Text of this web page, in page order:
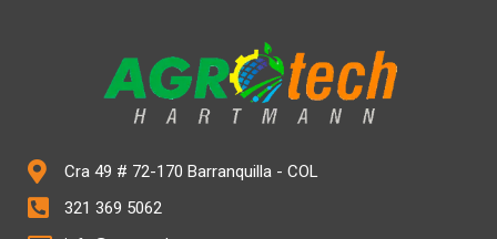
Cra 49 # 72-170 Barranquilla - COL
321 369 5062